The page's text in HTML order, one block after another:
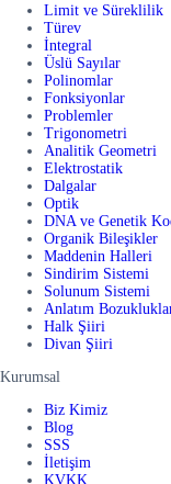
Limit ve Süreklilik
Türev
İntegral
Üslü Sayılar
Polinomlar
Fonksiyonlar
Problemler
Trigonometri
Analitik Geometri
Elektrostatik
Dalgalar
Optik
DNA ve Genetik
Organik Bileşikler
Maddenin Halleri
Sindirim Sistemi
Solunum Sistemi
Anlatım
Halk Şiiri
Divan Şiiri
Kurumsal
Biz Kimiz
Blog
SSS
İletişim
KVKK